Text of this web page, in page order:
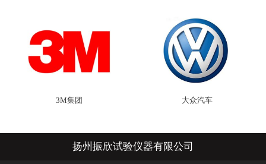
3M集团 大众汽车
扬州振欣试验仪器有限公司